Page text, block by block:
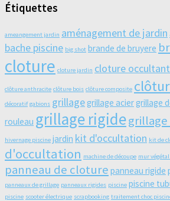
Étiquettes
ameangement jardin aménagement de jardin
bache piscine big shot brande de bruyere
cloture cloture jardin cloture
clôture anthracite clôture bois clôture composite
décoratif gabions grillagegrillage aciergrillage
rouleau grillage rigidegrillage
hivernage piscine jardin kit d'occultation kit de
d'occultation machine de découpe mur
panneau de cloture panneau rigide
panneaux de grillage panneaux rigides piscine piscine
piscine scooter électrique scrapbooking traitement choc